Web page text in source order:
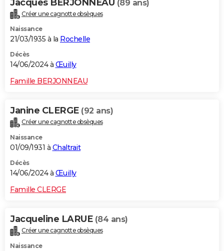
Jacques BERJONNEAU (89 ans)
Créer une cagnotte obsèques
Naissance
21/03/1935 à la Rochelle
Décès
14/06/2024 à Œuilly
Famille BERJONNEAU
Janine CLERGE (92 ans)
Créer une cagnotte obsèques
Naissance
01/09/1931 à Chaltrait
Décès
14/06/2024 à Œuilly
Famille CLERGE
Jacqueline LARUE (84 ans)
Créer une cagnotte obsèques
Naissance